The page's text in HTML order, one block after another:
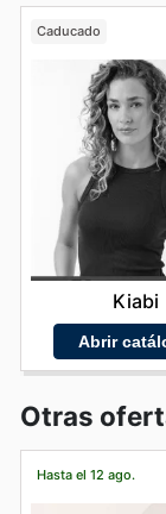
Caducado
Kiabi
Abrir
Otras
Hasta el 12 ago.